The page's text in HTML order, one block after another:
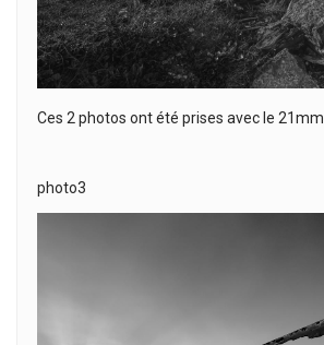
Ces 2 photos ont été prises avec le 21mm
photo3